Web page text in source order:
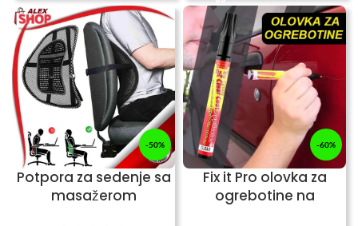
-50%
Potpora za sedenje sa
masažerom
-60%
Fix it Pro olovka za
ogrebotine na